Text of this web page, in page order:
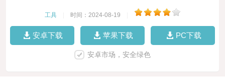
工具 时间：2024-08-19
安卓下载 苹果下载 PC下载
安卓市场，安全绿色